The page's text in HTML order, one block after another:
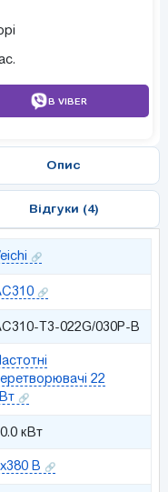
В VIBER
Опис
Відгуки (4)
T3-022G/030P-B
22
кВт
В